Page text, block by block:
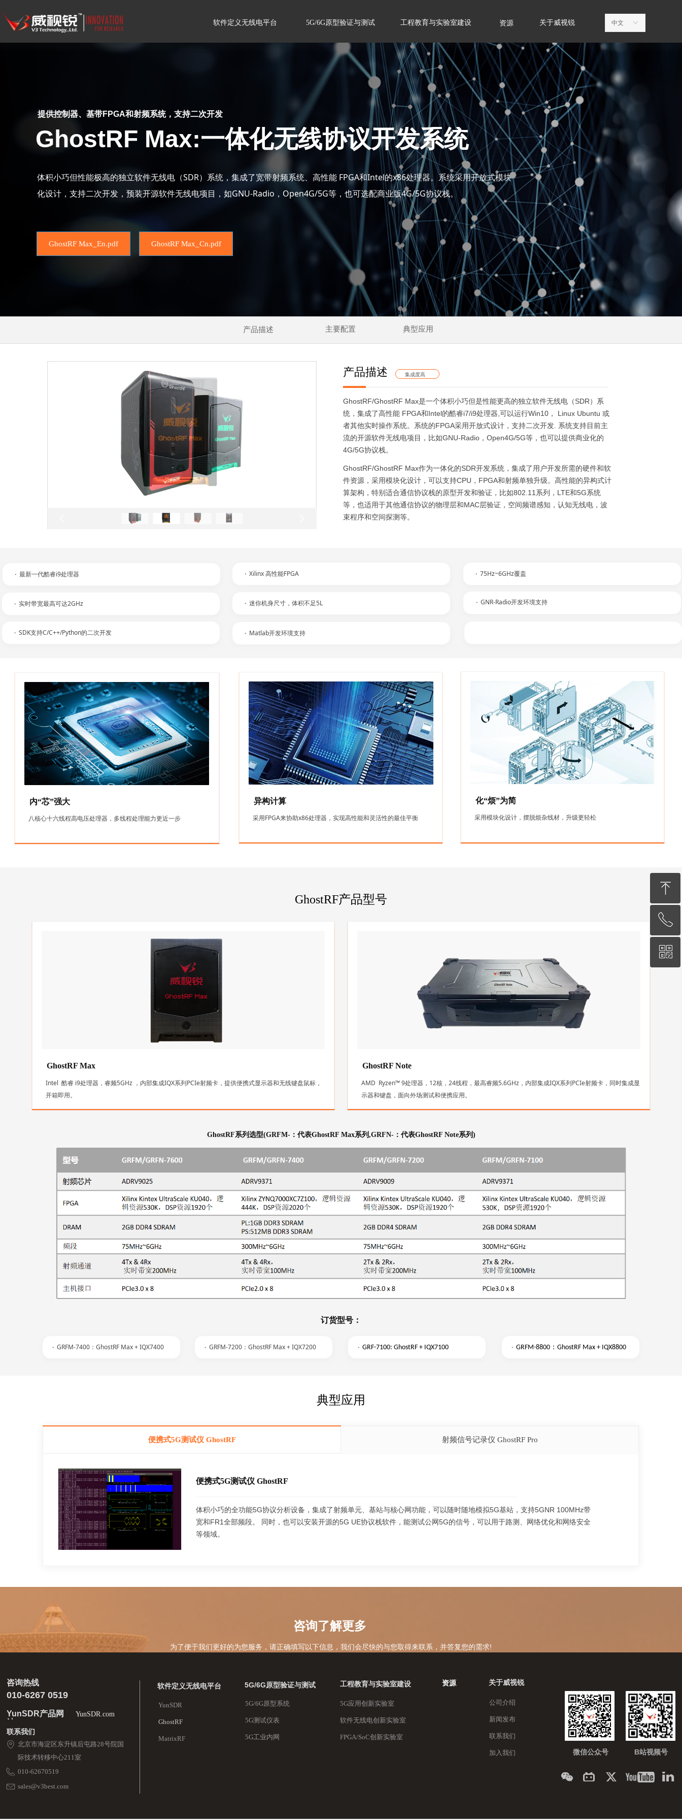
软件定义无线电平台 5G/6G原型验证与测试 工程教育与实验室建设 关于威视锐
资源 ꀅ
中文
体积小巧但性能极高的独立软件无线电（SDR）系统，集成了宽带射频系统、高性能 FPGA和Intel的x86处理器。系统采用开放式模块
化设计，支持二次开发，预装开源软件无线电项目，如GNU-Radio，Open4G/5G等，也可选配商业版4G/5G协议栈。
GhostRF Max:一体化无线协议开发系统
GhostRF Max_En.pdf
提供控制器、基带FPGA和射频系统，支持二次开发
GhostRF Max_Cn.pdf
产品描述 主要配置 典型应用
为了便于我们更好的为您服务，请正确填写以下信息，我们会尽快的与您取得来联系，并答复您的需求!
咨询了解更多
典型应用
便携式5G测试仪 GhostRF 射频信号记录仪 GhostRF Pro
体积小巧的全功能5G协议分析设备，集成了射频单元、基站与核心网功能，可以随时随地模拟5G基站，支持5GNR 100MHz带
宽和FR1全部频段。 同时，也可以安装开源的5G UE协议栈软件，能测试公网5G的信号，可以用于路测、网络优化和网络安全
等领域。
便携式5G测试仪 GhostRF
产品描述
GhostRF/GhostRF Max是一个体积小巧但是性能更高的独立软件无线电（SDR）系
统，集成了高性能 FPGA和Intel的酷睿i7/i9处理器,可以运行Win10， Linux Ubuntu 或
者其他实时操作系统。系统的FPGA采用开放式设计，支持二次开发. 系统支持目前主
流的开源软件无线电项目，比如GNU-Radio，Open4G/5G等，也可以提供商业化的
4G/5G协议栈。
GhostRF/GhostRF Max作为一体化的SDR开发系统，集成了用户开发所需的硬件和软
件资源，采用模块化设计，可以支持CPU，FPGA和射频单独升级。高性能的异构式计
算架构，特别适合通信协议栈的原型开发和验证，比如802.11系列，LTE和5G系统
等，也适用于其他通信协议的物理层和MAC层验证，空间频谱感知，认知无线电，波
束程序和空间探测等。
集成度高
· 最新一代酷睿i9处理器 · Xilinx 高性能FPGA · 75Hz~6GHz覆盖
· 实时带宽最高可达2GHz · 迷你机身尺寸，体积不足5L · GNR-Radio开发环境支持
· SDK支持C/C++/Python的二次开发 · Matlab开发环境支持
采用FPGA来协助x86处理器，实现高性能和灵活性的最佳平衡
异构计算
八核心十六线程高电压处理器，多线程处理能力更近一步
内“芯”强大
采用模块化设计，摆脱烦杂线材，升级更轻松
化“烦”为简
GhostRF产品型号
GhostRF系列选型(GRFM-：代表GhostRF Max系列,GRFN-：代表GhostRF Note系列)
订货型号：
· GRFM-7400：GhostRF Max + IQX7400 · GRFM-7200：GhostRF Max + IQX7200 · GRF-7100: GhostRF + IQX7100 · GRFM-8800 ： GhostRF Max + IQX8800
Intel 酷睿 i9处理器，睿频5GHz ，内部集成IQX系列PCIe射频卡，提供便携式显示器和无线键盘鼠标，
开箱即用。
GhostRF Max
AMD Ryzen™ 9处理器，12核，24线程，最高睿频5.6GHz，内部集成IQX系列PCIe射频卡，同时集成显
示器和键盘，面向外场测试和便携应用。
GhostRF Note
YunSDR
GhostRF
MatrixRF
软件定义无线电平台
联系我们
北京市海淀区东升镇后屯路28号院国
际技术转移中心211室
010-62670519
sales@v3best.com
咨询热线
010-6267 0519
5G/6G原型验证与测试
5G/6G原型系统
5G测试仪表
5G工业内网
工程教育与实验室建设
5G应用创新实验室
软件无线电创新实验室
FPGA/SoC创新实验室
关于威视锐
公司介绍
新闻发布
联系我们
加入我们
资源
微信公众号 B站视频号
YunSDR.com
YunSDR产品网
站
ꁸ
回到顶部
ꂅ
010-62670519
ꀥ